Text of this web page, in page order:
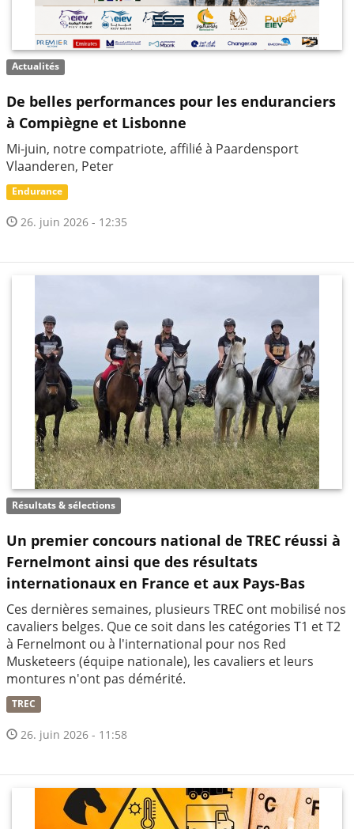
Actualités
De belles performances pour les enduranciers
à Compiègne et Lisbonne
Mi-juin, notre compatriote, affilié à Paardensport
Vlaanderen, Peter
Endurance
26. juin 2026 - 12:35
Résultats & sélections
Un premier concours national de TREC réussi à
Fernelmont ainsi que des résultats
internationaux en France et aux Pays-Bas
Ces dernières semaines, plusieurs TREC ont mobilisé nos
cavaliers belges. Que ce soit dans les catégories T1 et T2
à Fernelmont ou à l'international pour nos Red
Musketeers (équipe nationale), les cavaliers et leurs
montures n'ont pas démérité.
TREC
26. juin 2026 - 11:58